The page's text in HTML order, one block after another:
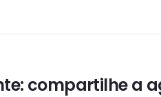
compartilhe a